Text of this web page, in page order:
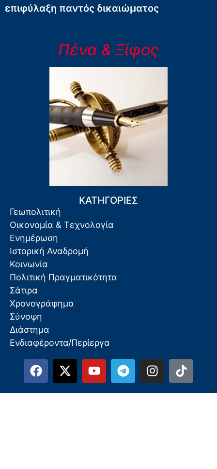
επιφύλαξη παντός δικαιώματος
Πένα & Ξίφος
ΚΑΤΗΓΟΡΙΕΣ
Γεωπολιτική
Οικονομία & Τεχνολογία
Ενημέρωση
Ιστορική Αναδρομή
Κοινωνία
Πολιτική Πραγματικότητα
Σάτιρα
Χρονογράφημα
Σύνοψη
Διάστημα
Ενδιαφέροντα/Περίεργα